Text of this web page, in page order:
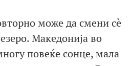
може да смени сè
Македонија во
повеќе сонце, мала